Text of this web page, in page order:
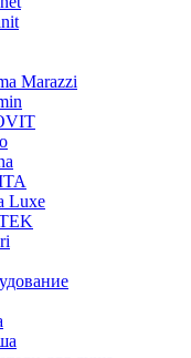
Marazzi
Luxe